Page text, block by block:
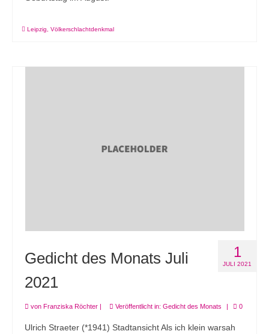
Leipzig Völkerschlachtdenkmal
1
JULI 2021
Gedicht des Monats Juli
2021
von Franziska Röchter Veröffentlicht in: Gedicht des Monats 0
Ulrich Straeter (*1941) Stadtansicht Als ich klein warsah